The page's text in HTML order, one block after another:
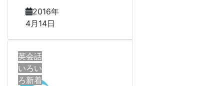
2016年
4月14日
英会話
いろい
ろ新着